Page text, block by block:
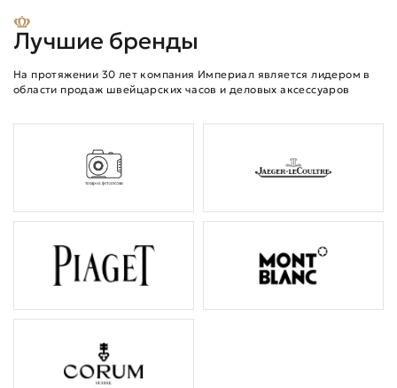
Лучшие бренды
На протяжении 30 лет компания Империал является лидером в
области продаж швейцарских часов и деловых аксессуаров